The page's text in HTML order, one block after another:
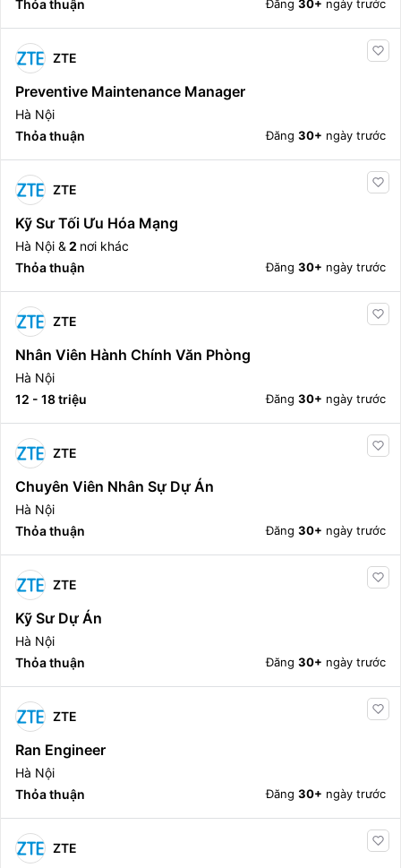
Thỏa thuận
Đăng 30+ ngày trước
ZTE
Preventive Maintenance Manager
Hà Nội
Thỏa thuận
Đăng 30+ ngày trước
ZTE
Kỹ Sư Tối Ưu Hóa Mạng
Hà Nội & 2 nơi khác
Thỏa thuận
Đăng 30+ ngày trước
ZTE
Nhân Viên Hành Chính Văn Phòng
Hà Nội
12 - 18 triệu
Đăng 30+ ngày trước
ZTE
Chuyên Viên Nhân Sự Dự Án
Hà Nội
Thỏa thuận
Đăng 30+ ngày trước
ZTE
Kỹ Sư Dự Án
Hà Nội
Thỏa thuận
Đăng 30+ ngày trước
ZTE
Ran Engineer
Hà Nội
Thỏa thuận
Đăng 30+ ngày trước
ZTE